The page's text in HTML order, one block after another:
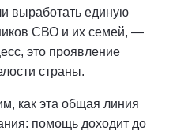
выработать единую
СВО и их семей, —
это проявление
страны.
как эта общая линия
помощь доходит до